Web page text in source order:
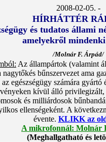
2008-02-05. -
HÍRHÁTTÉR
és tudatos állami
amelyekről
/Molnár F. Árpád/
Az állampártok (valamint
nagytőkés bűnszervezet ama
egészségügy számára gyártó
kívül álló privilegizált,
és milliárdosok
ellenségeként. A
évente. KLIKK az
A mikrofonnál: Molnár
(Meghallgatható és